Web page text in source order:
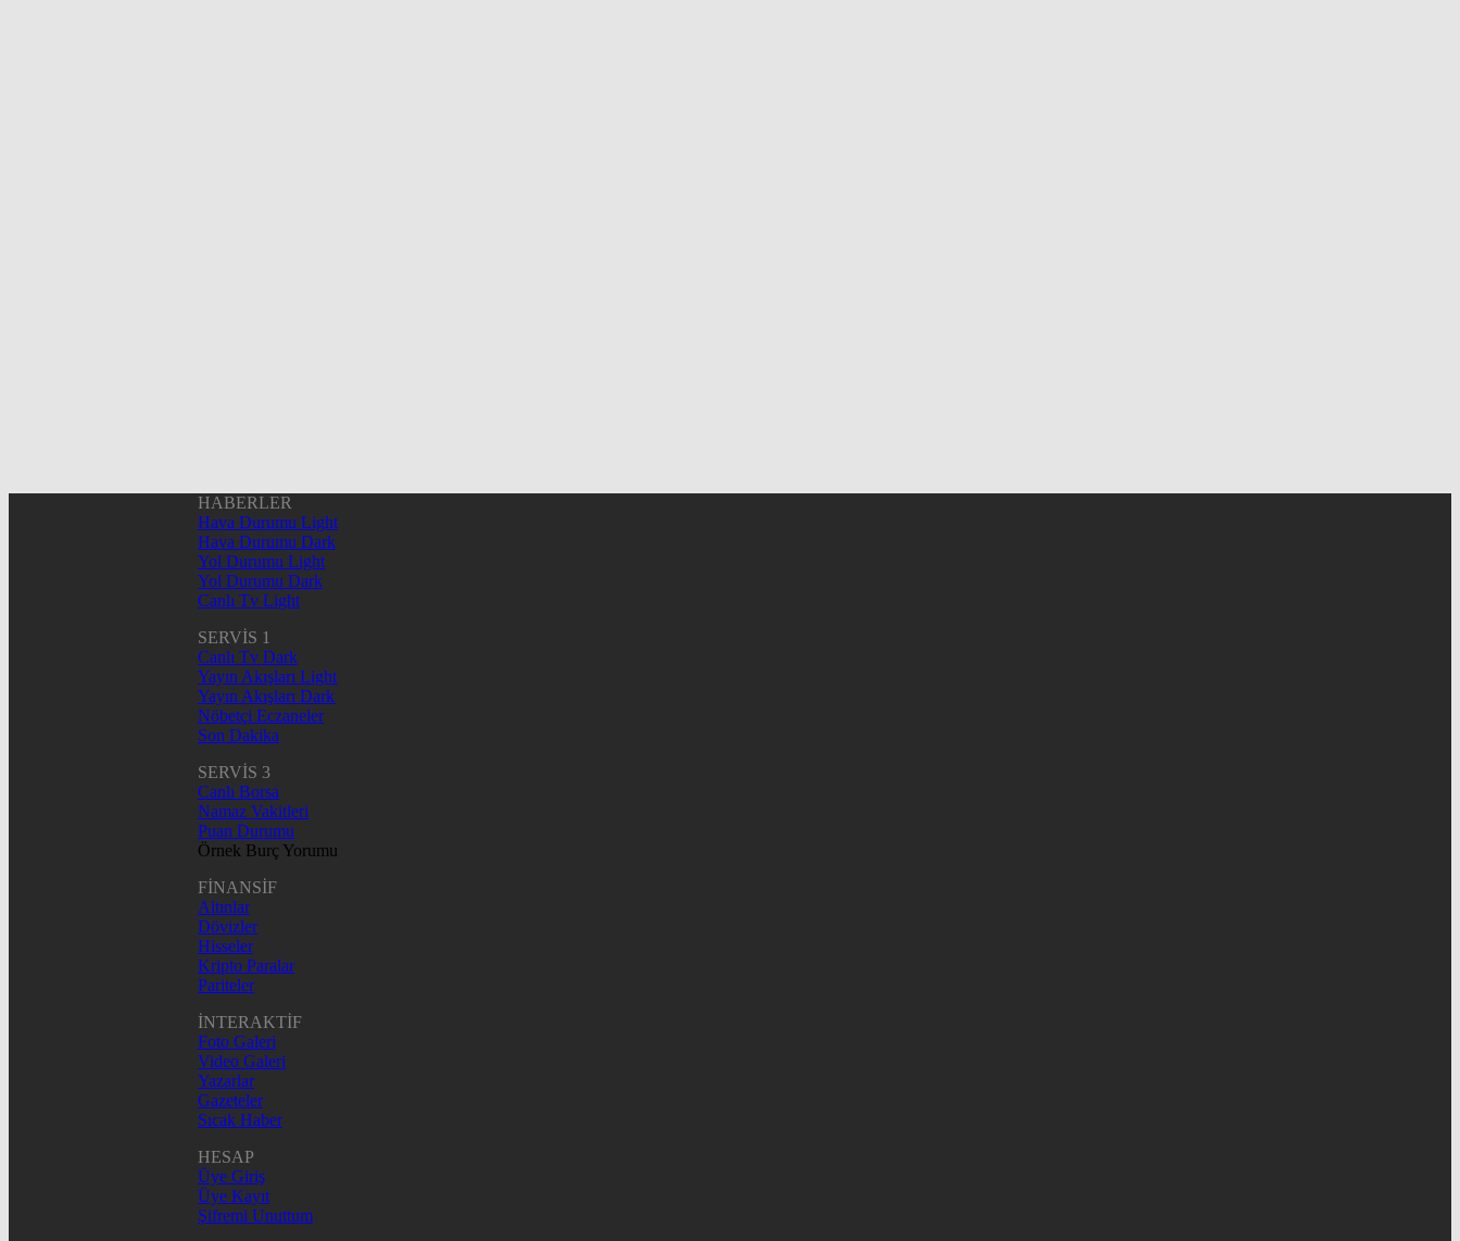
HABERLER
Hava Durumu Light
Hava Durumu Dark
Yol Durumu Light
Yol Durumu Dark
Canlı Tv Light
SERVİS 1
Canlı Tv Dark
Yayın Akışları Light
Yayın Akışları Dark
Nöbetçi Eczaneler
Son Dakika
SERVİS 3
Canlı Borsa
Namaz Vakitleri
Puan Durumu
Örnek Burç Yorumu
FİNANSİF
Altınlar
Dövizler
Hisseler
Kripto Paralar
Pariteler
İNTERAKTİF
Foto Galeri
Video Galeri
Yazarlar
Gazeteler
Sıcak Haber
HESAP
Üye Giriş
Üye Kayıt
Şifremi Unuttum